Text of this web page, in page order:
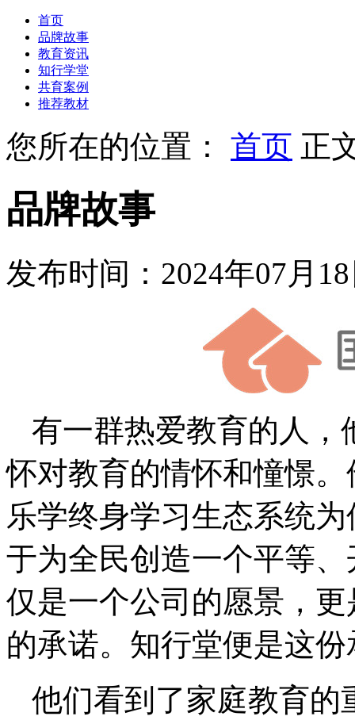
首页
品牌故事
教育资讯
知行学堂
共育案例
推荐教材
您所在的位置： 首页 正
品牌故事
发布时间：2024年07月
有一群热爱教育的人，
怀对教育的情怀和憧憬
乐学终身学习生态系统
于为全民创造一个平等
仅是一个公司的愿景，
的承诺。知行堂便是这
他们看到了家庭教育的